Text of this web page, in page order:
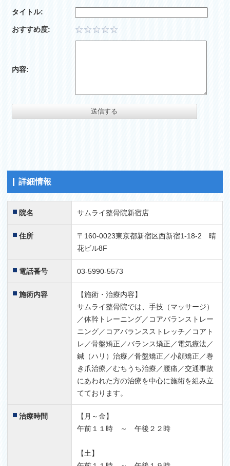
タイトル:
おすすめ度:
内容:
詳細情報
院名 サムライ整骨院新宿店
住所
〒160-0023東京都新宿区西新宿1-18-2 晴
花ビル8F
電話番号 03-5990-5573
施術内容
【施術・治療内容】
サムライ整骨院では、手技（マッサージ）
／体幹トレーニング／コアバランストレー
ニング／コアバランスストレッチ／コアト
レ／骨盤矯正／バランス矯正／電気療法／
鍼（ハリ）治療／骨盤矯正／小顔矯正／巻
き爪治療／むちうち治療／腰痛／交通事故
にあわれた方の治療を中心に施術を組み立
てております。
治療時間
【月～金】
午前１１時 ～ 午後２２時
【土】